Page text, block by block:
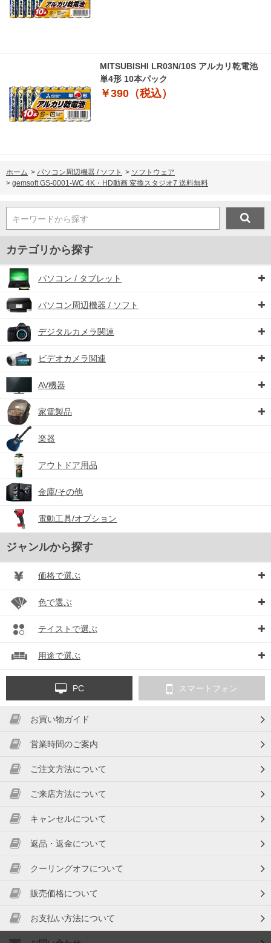
MITSUBISHI LR03N/10S アルカリ乾電池
単4形 10本パック
￥390（税込）
ホーム > パソコン周辺機器 / ソフト > ソフトウェア
> gemsoft GS-0001-WC 4K・HD動画 変換スタジオ7 送料無料
キーワードから探す
カテゴリから探す
パソコン / タブレット
パソコン周辺機器 / ソフト
デジタルカメラ関連
ビデオカメラ関連
AV機器
家電製品
楽器
アウトドア用品
金庫/その他
電動工具/オプション
ジャンルから探す
価格で選ぶ
色で選ぶ
テイストで選ぶ
用途で選ぶ
PC スマートフォン
お買い物ガイド
営業時間のご案内
ご注文方法について
ご来店方法について
キャンセルについて
返品・返金について
クーリングオフについて
販売価格について
お支払い方法について